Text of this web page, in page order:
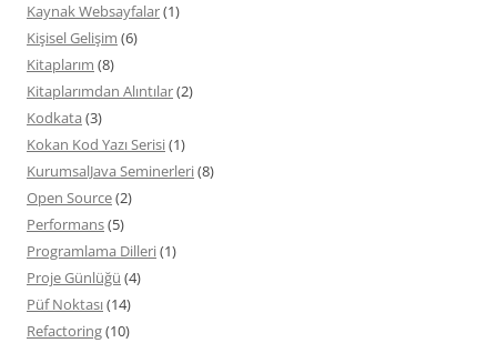
Kaynak Websayfalar(1)
Kişisel Gelişim (6)
Kitaplarım (8)
Kitaplarımdan Alıntılar(2)
Kodkata (3)
Kokan Kod Yazı Serisi(1)
KurumsalJava Seminerleri(8)
Open Source(2)
Performans(5)
Programlama Dilleri(1)
Proje Günlüğü (4)
Püf Noktası(14)
Refactoring(10)